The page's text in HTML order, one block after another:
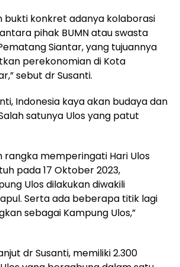
bukti konkret adanya kolaborasi
pihak BUMN atau swasta
Siantar, yang tujuannya
perekonomian di Kota
sebut dr Susanti.
Indonesia kaya akan budaya dan
satunya Ulos yang patut
rangka memperingati Hari Ulos
pada 17 Oktober 2023,
Ulos dilakukan diwakili
Serta ada beberapa titik lagi
sebagai Kampung Ulos,”
dr Susanti, memiliki 2.300